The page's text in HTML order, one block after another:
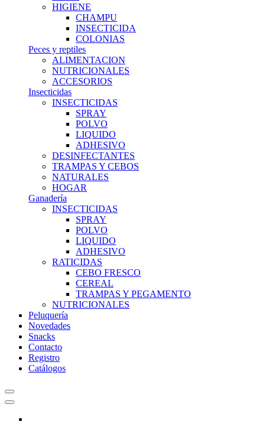
HIGIENE
CHAMPU
INSECTICIDA
COLONIAS
Peces y reptiles
ALIMENTACION
NUTRICIONALES
ACCESORIOS
Insecticidas
INSECTICIDAS
SPRAY
POLVO
LIQUIDO
ADHESIVO
DESINFECTANTES
TRAMPAS Y CEBOS
NATURALES
HOGAR
Ganadería
INSECTICIDAS
SPRAY
POLVO
LIQUIDO
ADHESIVO
RATICIDAS
CEBO FRESCO
CEREAL
TRAMPAS Y PEGAMENTO
NUTRICIONALES
Peluquería
Novedades
Snacks
Contacto
Registro
Catálogos